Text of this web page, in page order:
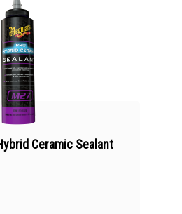
Ceramic Sealant